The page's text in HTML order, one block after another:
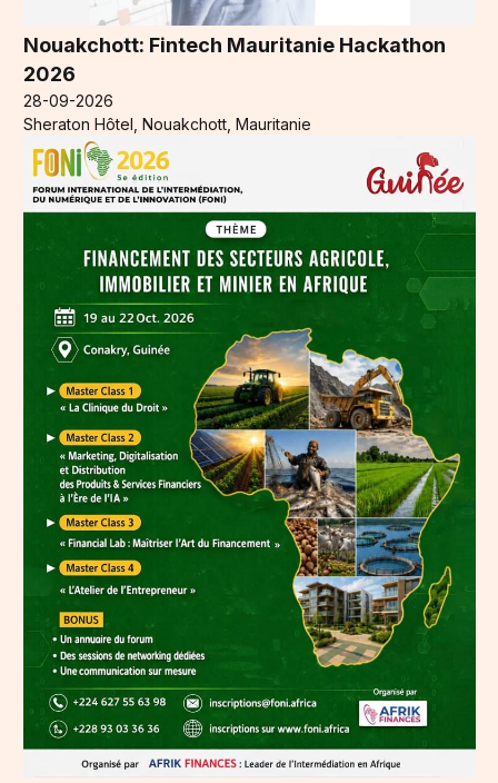
Nouakchott: Fintech Mauritanie Hackathon
2026
28-09-2026
Sheraton Hôtel, Nouakchott, Mauritanie